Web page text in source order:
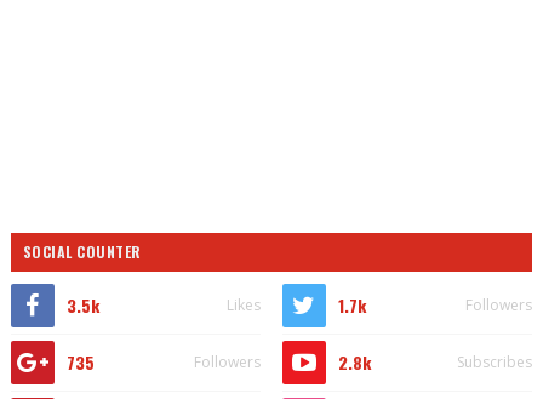
SOCIAL COUNTER
3.5k Likes 1.7k Followers
735 Followers 2.8k Subscribes